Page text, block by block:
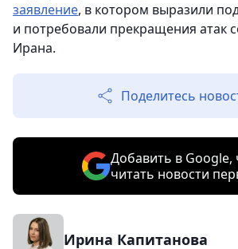
заявление, в котором выразили
и потребовали прекращения атак
Ирана.
Поделитесь
Добавить в Google,
читать новости
Ирина Капитанова